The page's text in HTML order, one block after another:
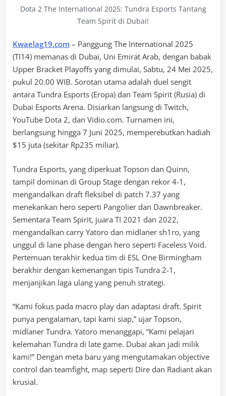
Dota 2 The International 2025: Tundra Esports Tantang
Team Spirit di Dubai!
Kwaelag19.com – Panggung The International 2025
(TI14) memanas di Dubai, Uni Emirat Arab, dengan babak
Upper Bracket Playoffs yang dimulai, Sabtu, 24 Mei 2025,
pukul 20.00 WIB. Sorotan utama adalah duel sengit
antara Tundra Esports (Eropa) dan Team Spirit (Rusia) di
Dubai Esports Arena. Disiarkan langsung di Twitch,
YouTube Dota 2, dan Vidio.com. Turnamen ini,
berlangsung hingga 7 Juni 2025, memperebutkan hadiah
$15 juta (sekitar Rp235 miliar).
Tundra Esports, yang diperkuat Topson dan Quinn,
tampil dominan di Group Stage dengan rekor 4-1,
mengandalkan draft fleksibel di patch 7.37 yang
menekankan hero seperti Pangolier dan Dawnbreaker.
Sementara Team Spirit, juara TI 2021 dan 2022,
mengandalkan carry Yatoro dan midlaner sh1ro, yang
unggul di lane phase dengan hero seperti Faceless Void.
Pertemuan terakhir kedua tim di ESL One Birmingham
berakhir dengan kemenangan tipis Tundra 2-1,
menjanjikan laga ulang yang penuh strategi.
“Kami fokus pada macro play dan adaptasi draft. Spirit
punya pengalaman, tapi kami siap,” ujar Topson,
midlaner Tundra. Yatoro menanggapi, “Kami pelajari
kelemahan Tundra di late game. Dubai akan jadi milik
kami!” Dengan meta baru yang mengutamakan objective
control dan teamfight, map seperti Dire dan Radiant akan
krusial.